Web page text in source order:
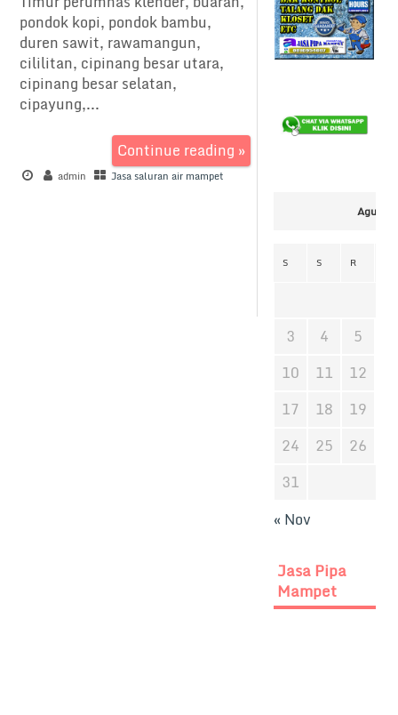
pondok kopi, pondok bambu,
duren sawit, rawamangun,
cililitan, cipinang besar utara,
cipinang besar selatan,
cipayung,...
Continue reading »
admin Jasa saluran air mampet
S S R
3 4 5
10
11 12
17
18 19
24
25 26
31
« Nov
Jasa Pipa
Mampet